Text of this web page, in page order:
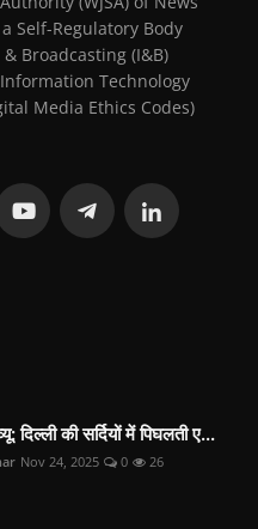
Self-Regulatory Body
Broadcasting (I&B)
Technology
Media Ethics Codes)
दिल्ली की सर्दियों में पिघलती ए...
Nov 24, 2025 0 26